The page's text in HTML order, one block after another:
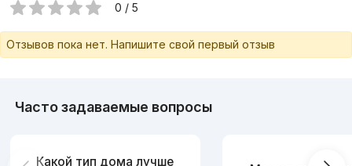
0 / 5
Отзывов пока нет. Напишите свой первый отзыв
Часто задаваемые вопросы
Какой тип дома лучше